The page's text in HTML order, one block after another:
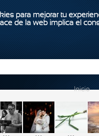
para mejorar tu
de la web implica el
Inicio
... ... ...